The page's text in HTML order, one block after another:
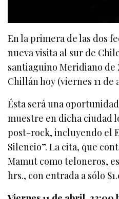
En la primera de las dos
nueva visita al sur de
santiaguino Meridiano
Chillán hoy (viernes 11 de
Ésta será una
muestre en dicha ciudad
post-rock, incluyendo el
Silencio”. La cita, que
Mamut como teloneros,
hrs., con entrada a sólo